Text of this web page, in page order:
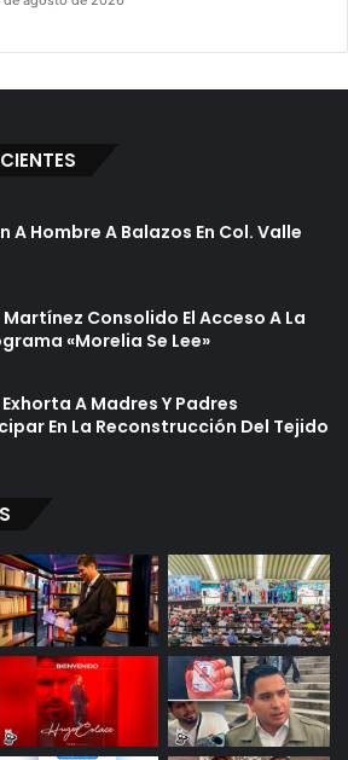
Hombre A Balazos En Col. Valle
Consolido El Acceso A La
«Morelia Se Lee»
A Madres Y Padres
En La Reconstrucción Del Tejido